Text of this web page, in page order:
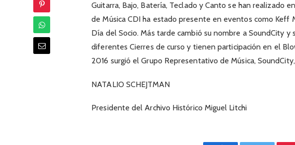
Guitarra, Bajo, Batería, Teclado y Canto se han realizado
de Música CDI ha estado presente en eventos como Keff
Día del Socio. Más tarde cambió su nombre a SoundCity y
diferentes Cierres de curso y tienen participación en el
2016 surgió el Grupo Representativo de Música,
NATALIO SCHEJTMAN
Presidente del Archivo Histórico Miguel Litchi